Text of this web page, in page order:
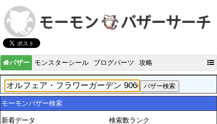
バザー モンスターシール ブログパーツ 攻略
モーモンバザー検索
新着データ
検索数ランク